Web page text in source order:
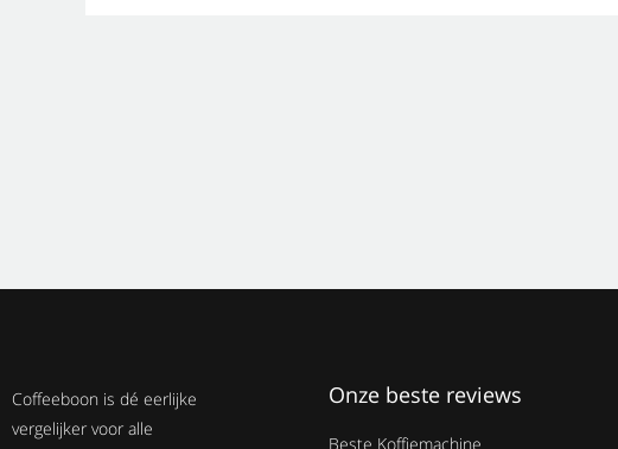
Coffeeboon is dé eerlijke
vergelijker voor alle
Onze beste reviews
Beste Koffiemachine